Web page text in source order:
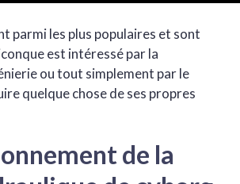
parmi les plus populaires et sont
est intéressé par la
ou tout simplement par le
quelque chose de ses propres
de la